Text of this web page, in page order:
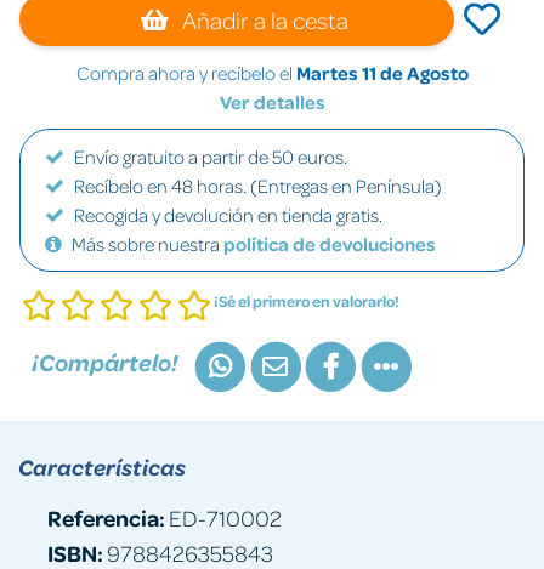
Añadir a la cesta
Compra ahora y recíbelo el Martes 11 de Agosto
Ver detalles
Envío gratuito a partir de 50 euros.
Recíbelo en 48 horas. (Entregas en Península)
Recogida y devolución en tienda gratis.
Más sobre nuestra política de devoluciones
¡Sé el primero en valorarlo!
¡Compártelo!
Características
Referencia: ED-710002
ISBN:9788426355843